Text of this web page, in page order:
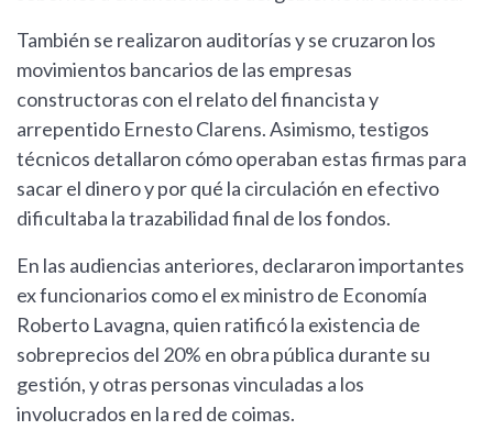
También se realizaron auditorías y se cruzaron los
movimientos bancarios de las empresas
constructoras con el relato del financista y
arrepentido Ernesto Clarens. Asimismo, testigos
técnicos detallaron cómo operaban estas firmas para
sacar el dinero y por qué la circulación en efectivo
dificultaba la trazabilidad final de los fondos.
En las audiencias anteriores, declararon importantes
ex funcionarios como el ex ministro de Economía
Roberto Lavagna, quien ratificó la existencia de
sobreprecios del 20% en obra pública durante su
gestión, y otras personas vinculadas a los
involucrados en la red de coimas.